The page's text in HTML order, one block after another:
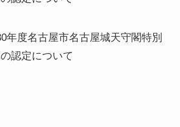
年度名古屋市名古屋城天守閣特別
認定について